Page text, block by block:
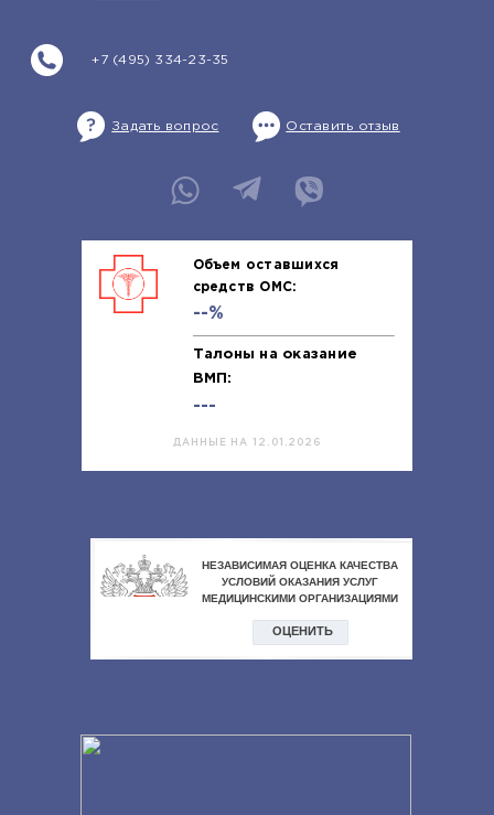
+7 (495) 334-23-35
Задать вопрос Оставить отзыв
Объем оставшихся
средств ОМС:
--%
Талоны на оказание
ВМП:
---
ДАННЫЕ НА 12.01.2026